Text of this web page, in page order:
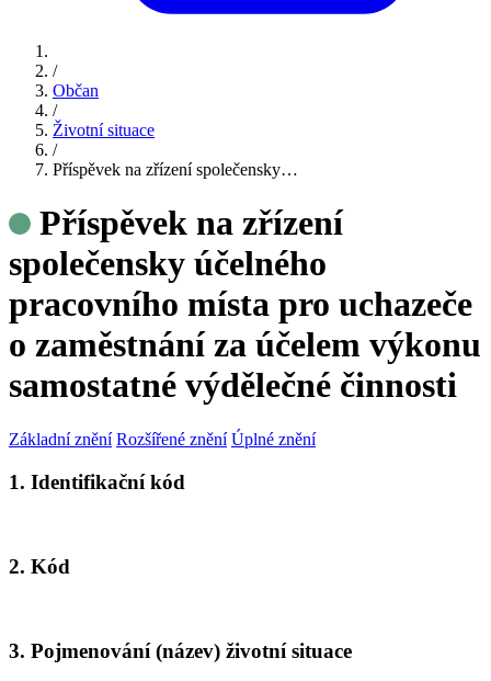
/
Občan
/
Životní situace
/
Příspěvek na zřízení společensky…
Příspěvek na zřízení
společensky účelného
pracovního místa pro uchazeče
o zaměstnání za účelem výkonu
samostatné výdělečné činnosti
Základní znění Rozšířené znění Úplné znění
1. Identifikační kód
2. Kód
3. Pojmenování (název) životní situace